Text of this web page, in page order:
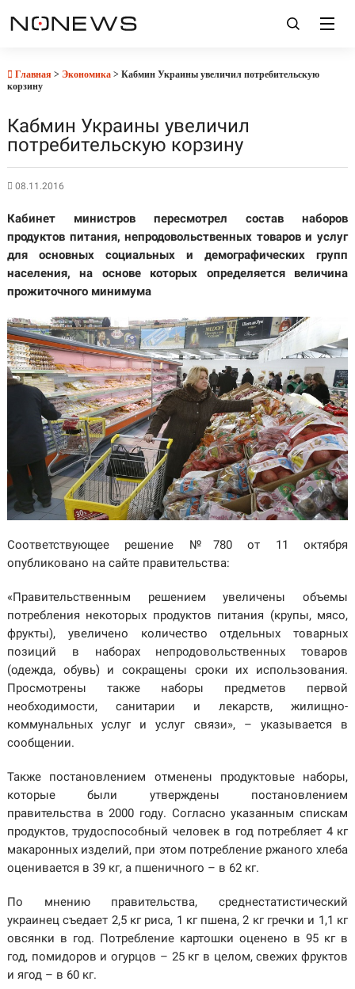
Главная > Экономика> Кабмин Украины увеличил потребительскую
корзину
Кабмин Украины увеличил
потребительскую корзину
08.11.2016
Кабинет министров пересмотрел состав наборов
продуктов питания, непродовольственных товаров и услуг
для основных социальных и демографических групп
населения, на основе которых определяется величина
прожиточного минимума
Соответствующее решение №780 от 11 октября
опубликовано на сайте правительства:
«Правительственным решением увеличены объемы
потребления некоторых продуктов питания (крупы, мясо,
фрукты), увеличено количество отдельных товарных
позиций в наборах непродовольственных товаров
(одежда, обувь) и сокращены сроки их использования.
Просмотрены также наборы предметов первой
необходимости, санитарии и лекарств, жилищно-
коммунальных услуг и услуг связи», – указывается в
сообщении.
Также постановлением отменены продуктовые наборы,
которые были утверждены постановлением
правительства в 2000 году. Согласно указанным спискам
продуктов, трудоспособный человек в год потребляет 4 кг
макаронных изделий, при этом потребление ржаного хлеба
оценивается в 39 кг, а пшеничного – в 62 кг.
По мнению правительства, среднестатистический
украинец съедает 2,5 кг риса, 1 кг пшена, 2 кг гречки и 1,1 кг
овсянки в год. Потребление картошки оценено в 95 кг в
год, помидоров и огурцов – 25 кг в целом, свежих фруктов
и ягод – в 60 кг.